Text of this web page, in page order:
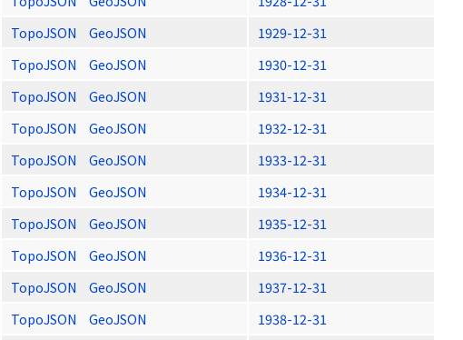
TopoJSON GeoJSON
1929-12-31
TopoJSON GeoJSON
1930-12-31
TopoJSON GeoJSON
1931-12-31
TopoJSON GeoJSON
1932-12-31
TopoJSON GeoJSON
1933-12-31
TopoJSON GeoJSON
1934-12-31
TopoJSON GeoJSON
1935-12-31
TopoJSON GeoJSON
1936-12-31
TopoJSON GeoJSON
1937-12-31
TopoJSON GeoJSON
1938-12-31